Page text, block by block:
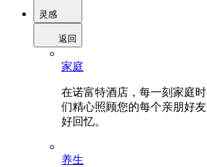
灵感
返回
家庭
在诺富特酒店，每一刻家庭
们精心照顾您的每个亲朋好
好回忆。
养生